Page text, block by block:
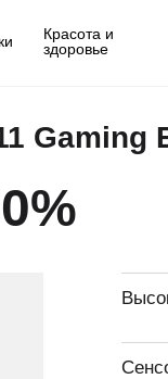
Красота и
здоровье
Gaming